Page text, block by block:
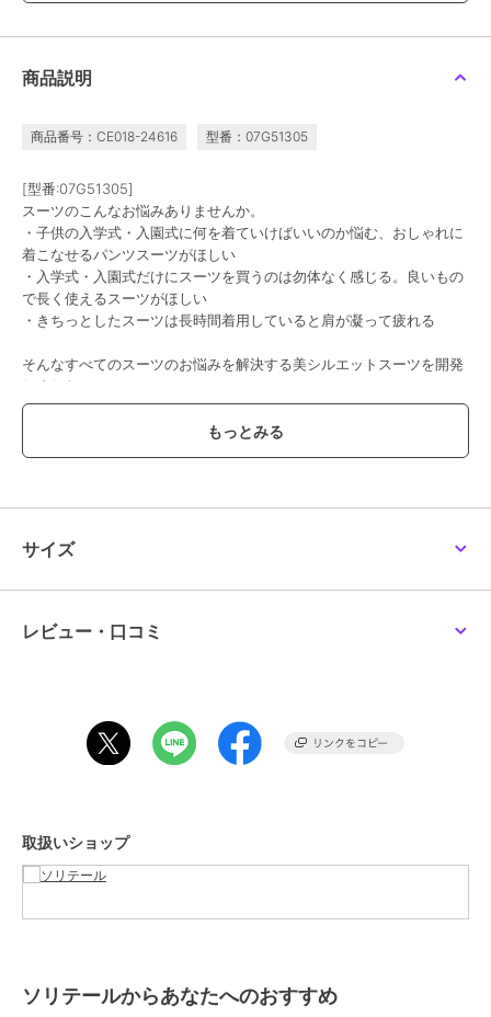
商品説明
商品番号：CE018-24616 型番：07G51305
[型番:07G51305]
スーツのこんなお悩みありませんか。
・子供の入学式・入園式に何を着ていけばいいのか悩む、おしゃれに
着こなせるパンツスーツがほしい
・入学式・入園式だけにスーツを買うのは勿体なく感じる。良いもの
で長く使えるスーツがほしい
・きちっとしたスーツは長時間着用していると肩が凝って疲れる
そんなすべてのスーツのお悩みを解決する美シルエットスーツを開発
しました。
ジャケット・テーパードパンツセット（型番：07G51305）とジレ・
ストレートパンツセット（型番：07G51306）の２種類からお好きな
デザインをお選びいただけます。
【ジャケットタイプ】 07G51305
【ジレタイプ】 07G51306
ポイント2 体の動きに合わせて伸びる
オンオフ問わず着用いただけます。
シーンで活躍！デイリー使いもセレモニーでも着回し抜群のスーツで
す。
バスト 87 94 101
サイズ
レビュー・口コミ
取扱いショップ
ソリテールからあなたへのおすすめ